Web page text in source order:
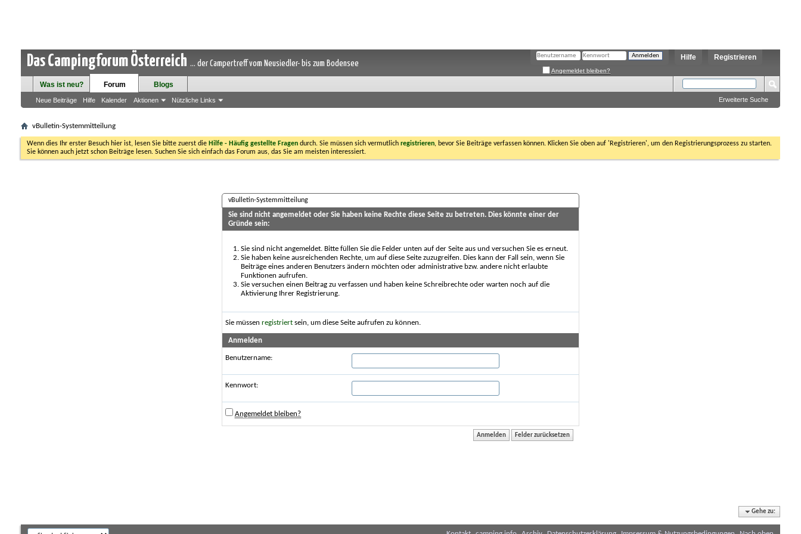
Das Campingforum Österreich ... der Campertreff vom Neusiedler- bis zum Bodensee
Registrieren
Hilfe
Angemeldet bleiben?
Was ist neu? Forum
Neue Beiträge Hilfe Kalender Aktionen Nützliche Links
Blogs
Erweiterte Suche
vBulletin-Systemmitteilung
Wenn dies Ihr erster Besuch hier ist, lesen Sie bitte zuerst die Hilfe - Häufig gestellte Fragen durch. Sie müssen sich vermutlich registrieren, bevor Sie Beiträge verfassen können. Klicken Sie oben auf 'Registrieren', um den Registrierungsprozess zu starten.
Sie können auch jetzt schon Beiträge lesen. Suchen Sie sich einfach das Forum aus, das Sie am meisten interessiert.
vBulletin-Systemmitteilung
Sie sind nicht angemeldet oder Sie haben keine Rechte diese Seite zu betreten. Dies könnte einer der
Gründe sein:
Sie sind nicht angemeldet. Bitte füllen Sie die Felder unten auf der Seite aus und versuchen Sie es erneut.
Sie haben keine ausreichenden Rechte, um auf diese Seite zuzugreifen. Dies kann der Fall sein, wenn Sie
Beiträge eines anderen Benutzers ändern möchten oder administrative bzw. andere nicht erlaubte
Funktionen aufrufen.
Sie versuchen einen Beitrag zu verfassen und haben keine Schreibrechte oder warten noch auf die
Aktivierung Ihrer Registrierung.
Sie müssen registriert sein, um diese Seite aufrufen zu können.
Anmelden
Benutzername:
Kennwort:
Angemeldet bleiben?
Gehe zu: